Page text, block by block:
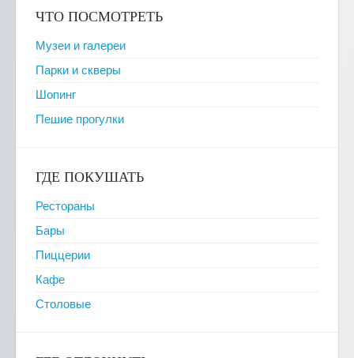
ЧТО ПОСМОТРЕТЬ
Музеи и галереи
Парки и скверы
Шопинг
Пешие прогулки
ГДЕ ПОКУШАТЬ
Рестораны
Бары
Пиццерии
Кафе
Столовые